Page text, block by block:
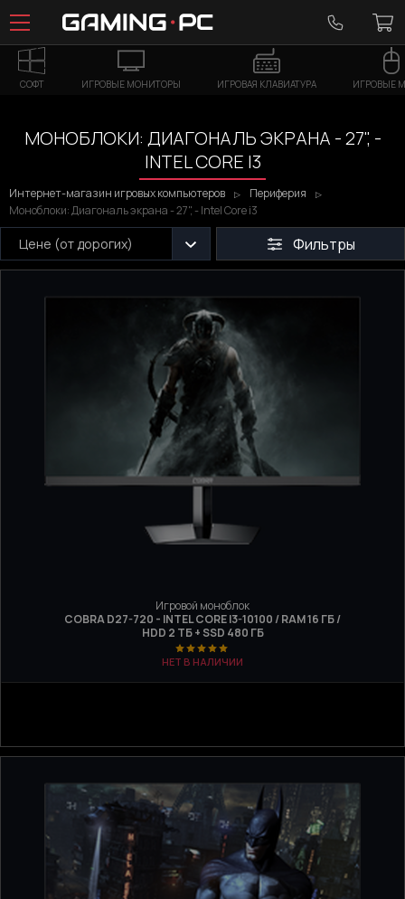
СОФТ ИГРОВЫЕ МОНИТОРЫ ИГРОВАЯ КЛАВИАТУРА ИГРОВЫЕ
МОНОБЛОКИ: ДИАГОНАЛЬ ЭКРАНА - 27", -
INTEL CORE I3
Интернет-магазин игровых компьютеров
Периферия
Моноблоки: Диагональ экрана - 27", - Intel Core i3
Цене (от дорогих) Фильтры
Игровой моноблок
COBRA D27-720 - INTEL CORE I3-10100 / RAM 16 ГБ /
HDD 2 ТБ + SSD 480 ГБ
НЕТ В НАЛИЧИИ